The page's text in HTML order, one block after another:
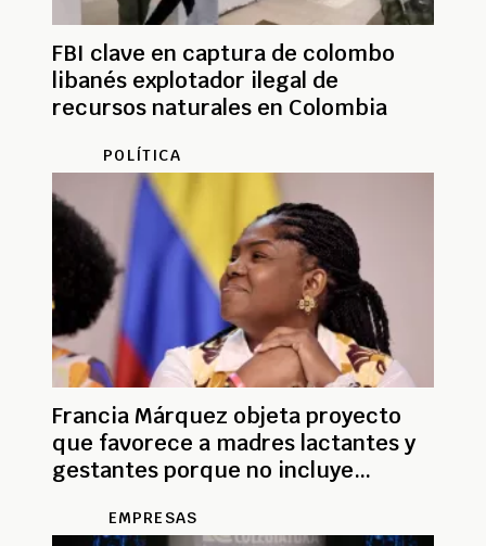
FBI clave en captura de colombo
libanés explotador ilegal de
recursos naturales en Colombia
POLÍTICA
Francia Márquez objeta proyecto
que favorece a madres lactantes y
gestantes porque no incluye
EMPRESAS